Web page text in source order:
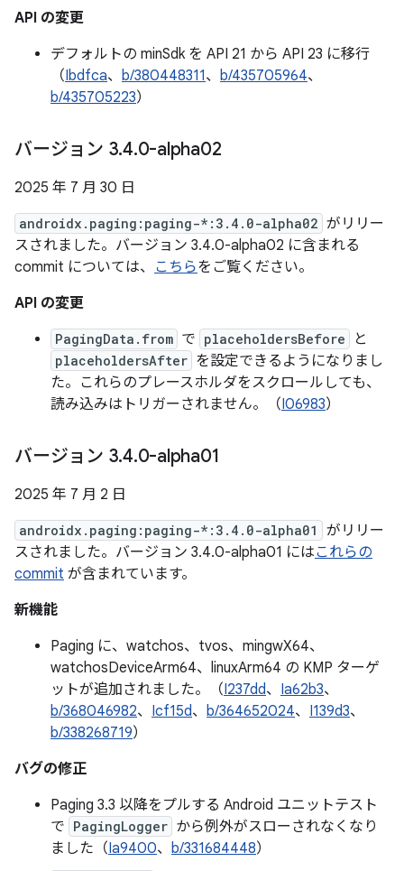
API の変更
デフォルトの minSdk を API 21 から API 23 に移行
（Ibdfca、 b/380448311、 b/435705964、
b/435705223）
バージョン 3.4.0-alpha02
2025 年 7 月 30 日
androidx.paging:paging-*:3.4.0-alpha02 がリリー
スされました。バージョン 3.4.0-alpha02 に含まれる
commit については、 こちらをご覧ください。
API の変更
PagingData.from で placeholdersBefore と
placeholdersAfter を設定できるようになりまし
た。これらのプレースホルダをスクロールしても、
読み込みはトリガーされません。（I06983）
バージョン 3.4.0-alpha01
2025 年 7 月 2 日
androidx.paging:paging-*:3.4.0-alpha01
がリリー
スされました。バージョン 3.4.0-alpha01 にはこれらの
commit が含まれています。
新機能
Paging に、watchos、tvos、mingwX64、
watchosDeviceArm64、linuxArm64 の KMP ターゲ
ットが追加されました。（I237dd、 Ia62b3、
b/368046982、 Icf15d、 b/364652024、 I139d3、
b/338268719）
バグの修正
Paging 3.3 以降をプルする Android ユニットテスト
で PagingLogger から例外がスローされなくなり
ました（Ia9400、 b/331684448）